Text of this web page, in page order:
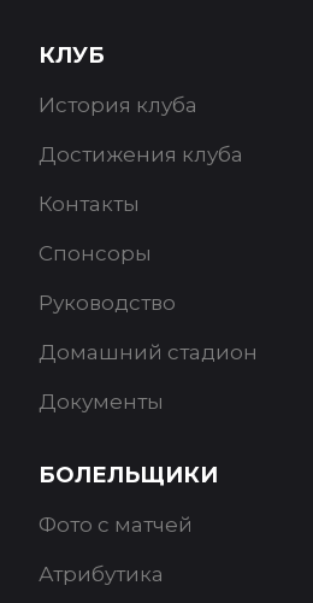
КЛУБ
История клуба
Достижения клуба
Контакты
Спонсоры
Руководство
Домашний стадион
Документы
БОЛЕЛЬЩИКИ
Фото с матчей
Атрибутика